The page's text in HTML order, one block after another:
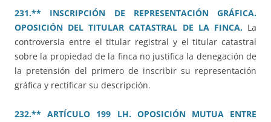
231.** INSCRIPCIÓN DE REPRESENTACIÓN GRÁFICA.
OPOSICIÓN DEL TITULAR CATASTRAL DE LA FINCA. La
controversia entre el titular registral y el titular catastral
sobre la propiedad de la finca no justifica la denegación de
la pretensión del primero de inscribir su representación
gráfica y rectificar su descripción.
232.** ARTÍCULO 199 LH. OPOSICIÓN MUTUA ENTRE